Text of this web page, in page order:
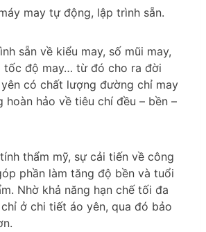
may tự động, lập trình sẵn.
sẵn về kiểu may, số mũi may,
tốc độ may… từ đó cho ra đời
có chất lượng đường chỉ may
hoàn hảo về tiêu chí đều – bền –
thẩm mỹ, sự cải tiến về công
phần làm tăng độ bền và tuổi
Nhờ khả năng hạn chế tối đa
ở chi tiết áo yên, qua đó bảo